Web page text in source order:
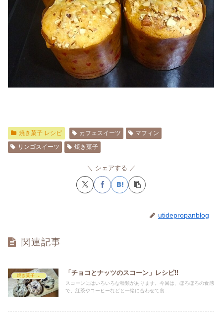
焼き菓子 レシピ カフェスイーツ
マフィン
リンゴスイーツ
焼き菓子
シェアする
utidepropanblog
関連記事
「チョコとナッツのスコーン」レシピ!!
スコーンにはいろいろな種類があります。今回は、ほろほろの食感
で、紅茶やコーヒーなどと一緒に合わせて食...